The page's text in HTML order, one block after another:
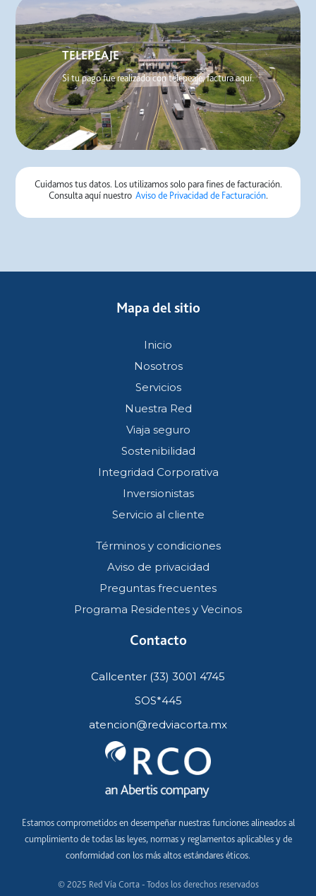
TELEPEAJE
Si tu pago fue realizado con telepeaje, factura aquí.
Cuidamos tus datos. Los utilizamos solo para fines de facturación.
Consulta aquí nuestro Aviso de Privacidad de Facturación.
Estamos comprometidos en desempeñar nuestras funciones alineados al
cumplimiento de todas las leyes, normas y reglamentos aplicables y de
conformidad con los más altos estándares éticos.
© 2025 Red Vía Corta - Todos los derechos reservados
Mapa del sitio
Inicio
Nosotros
Servicios
Nuestra Red
Viaja seguro
Sostenibilidad
Integridad Corporativa
Inversionistas
Servicio al cliente
Términos y condiciones
Aviso de privacidad
Preguntas frecuentes
Programa Residentes y Vecinos
Contacto
Callcenter (33) 3001 4745
SOS*445
atencion@redviacorta.mx